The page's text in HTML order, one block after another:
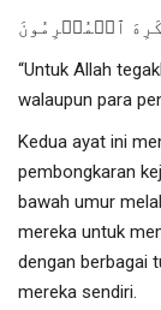
ٱلۡمُجۡرِمُونَ
“Untuk Allah
walaupun para
Kedua ayat ini
pembongkaran
bawah umur
mereka untuk
dengan berbagai
mereka sendiri.